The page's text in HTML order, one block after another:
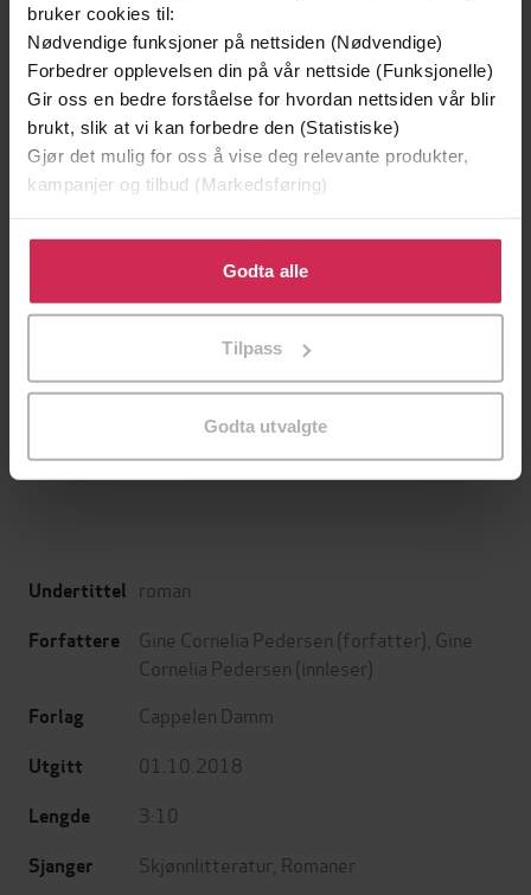
bruker cookies til:
Nødvendige funksjoner på nettsiden (Nødvendige)
Forbedrer opplevelsen din på vår nettside (Funksjonelle)
Gir oss en bedre forståelse for hvordan nettsiden vår blir
brukt, slik at vi kan forbedre den (Statistiske)
Gjør det mulig for oss å vise deg relevante produkter,
kampanjer og tilbud (Markedsføring)
Klikk på «Godta alle» for å gi oss ditt samtykke til å
bruke cookies for alle disse formålene. Du kan også
tilpasse ditt samtykke til spesifikke formål ved å klikke
Godta alle
Tilpass
Godta utvalgte
Premium
Vinner av Rivertonprisen
Minnesota
EBOK
Første gang på tilbud
Utskudd
EBOK
Undertittel roman
Forfattere Gine Cornelia Pedersen (forfatter), Gine
Cornelia Pedersen (innleser)
Forlag Cappelen Damm
Utgitt 01.10.2018
Lengde 3:10
Sjanger Skjønnlitteratur Romaner